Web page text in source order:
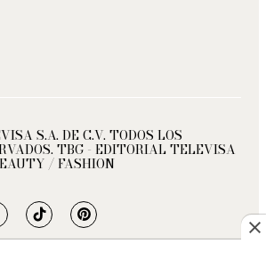
S.A. DE C.V. TODOS LOS
TBG - EDITORIAL TELEVISA
/ FASHION
tiktokpinterest